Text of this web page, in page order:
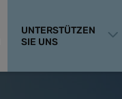
UNTERSTÜTZEN
SIE UNS